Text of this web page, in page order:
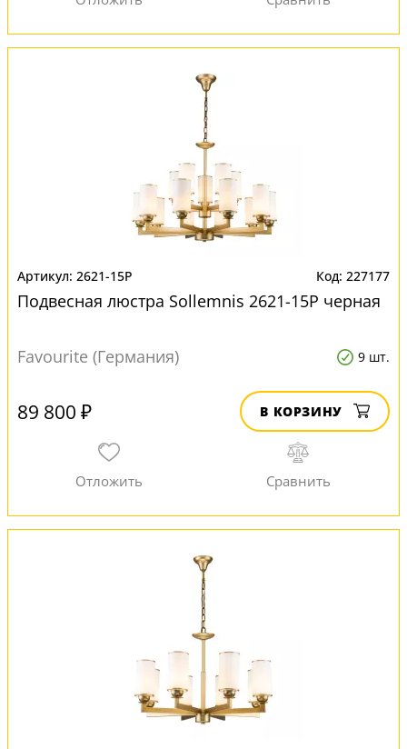
2621-15P 227177
Подвесная люстра Sollemnis 2621-15P черная
Favourite (Германия) 9 шт.
89 800 ₽ В КОРЗИНУ